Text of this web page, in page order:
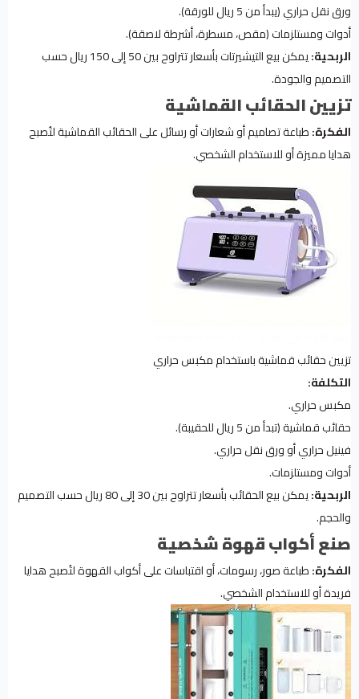
ورق نقل حراري (يبدأ من 5 ريال للورقة).
أدوات ومستلزمات (مقص، مسطرة، أشرطة لاصقة).
الربحية:
يمكن بيع التيشيرتات بأسعار تتراوح بين 50 إلى 150 ريال حسب
التصميم والجودة.
تزيين الحقائب القماشية
الفكرة:طباعة تصاميم أو شعارات أو رسائل على الحقائب القماشية لتُصبح
هدايا مميزة أو للاستخدام الشخصي.
تزيين حقائب قماشية باستخدام مكبس حراري
التكلفة:
مكبس حراري.
حقائب قماشية (تبدأ من 5 ريال للحقيبة).
فينيل حراري أو ورق نقل حراري.
أدوات ومستلزمات.
الربحية:
يمكن بيع الحقائب بأسعار تتراوح بين 30 إلى 80 ريال حسب التصميم
والحجم.
صنع أكواب قهوة شخصية
الفكرة:طباعة صور، رسومات، أو اقتباسات على أكواب القهوة لتُصبح هدايا
فريدة أو للاستخدام الشخصي.